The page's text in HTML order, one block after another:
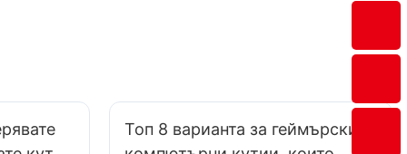
Топ 8 варианта за геймърски